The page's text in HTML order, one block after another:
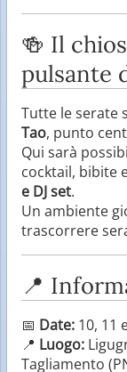
🍻 Il
pulsante
Tutte le serate
Tao, punto
Qui sarà
cocktail, bibite
e DJ set.
Un ambiente
trascorrere
📍
📅 Date: 10, 11
📍 Luogo:
Tagliamento